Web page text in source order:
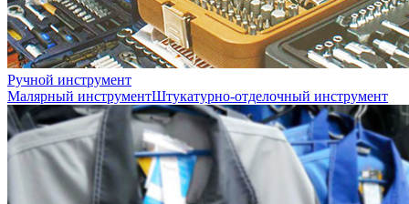
Ручной инструмент
Малярный инструментШтукатурно-отделочный инструмент